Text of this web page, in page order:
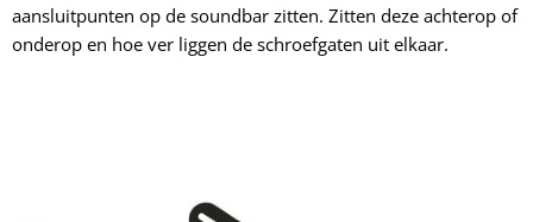
aansluitpunten op de soundbar zitten. Zitten deze achterop of
onderop en hoe ver liggen de schroefgaten uit elkaar.